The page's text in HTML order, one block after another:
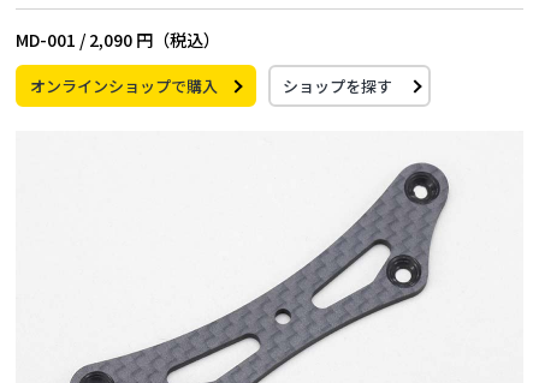
MD-001 / 2,090 円（税込）
オンラインショップで購入 ショップを探す